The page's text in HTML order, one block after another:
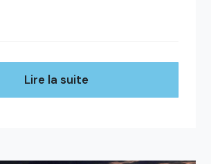
Lire la suite